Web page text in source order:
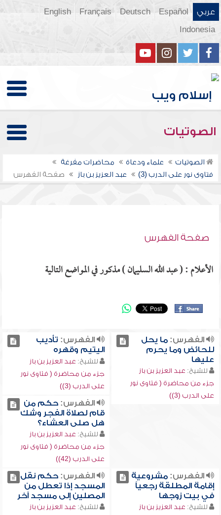
عربي Español
Deutsch
Français
English
Indonesia
الصوتيات
الصوتيات علماء ودعاة
محاضرات مفرغة
فتاوى نور على الدرب (3)
عبد العزيز بن باز صفحة الفهرس
صفحة الفهرس
الأعلام : ( عبد الله السليمان ) مذكور في المواضع التالية
الفهرس:ما يحل
للحائض وما يحرم
عليها
للشيخ: عبد العزيز بن باز
جزء من محاضرة ( فتاوى نور
على الدرب (3))
الفهرس: تأديب
اليتيم وقهره
للشيخ: عبد العزيز بن باز
جزء من محاضرة ( فتاوى نور
على الدرب (3))
الفهرس:حكم من
قام لصلاة الفجر وشك
هل صلى العشاء؟
للشيخ: عبد العزيز بن باز
جزء من محاضرة ( فتاوى نور
على الدرب (42))
الفهرس:مشروعية
إقامة المطلقة رجعياً
في بيت زوجها
للشيخ: عبد العزيز بن باز
الفهرس:حكم نقل
المسجد إذا تعطل من
المصلين إلى مسجد آخر
للشيخ: عبد العزيز بن باز